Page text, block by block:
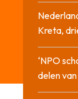
Kreta,
‘NPO
delen van